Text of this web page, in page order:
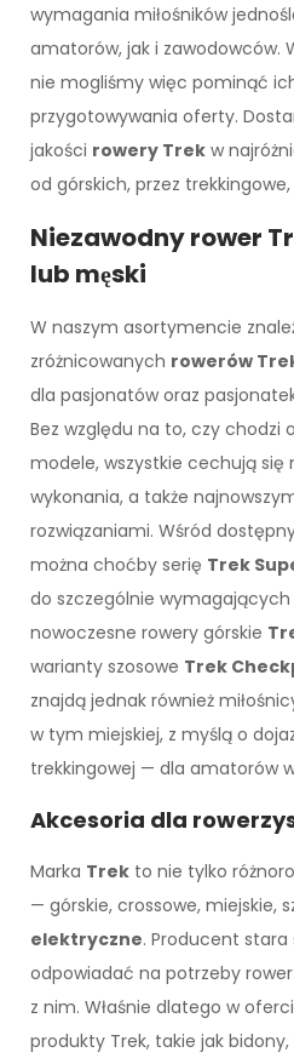
wymagania miłośników
amatorów, jak i zawodowców.
nie mogliśmy więc pominąć
przygotowywania oferty.
jakości rowery Trek w
od górskich, przez
Niezawodny rower
lub męski
W naszym asortymencie
zróżnicowanych rowerów
dla pasjonatów oraz
Bez względu na to, czy chodzi o
modele, wszystkie cechują się
wykonania, a także
rozwiązaniami. Wśród
można choćby serię Trek
do szczególnie
nowoczesne rowery górskie
warianty szosowe Trek
znajdą jednak również
w tym miejskiej, z myślą o
trekkingowej — dla amatorów
Akcesoria dla
Marka Trek to nie tylko
— górskie, crossowe, miejskie,
elektryczne. Producent
odpowiadać na potrzeby
z nim. Właśnie dlatego w
produkty Trek, takie jak